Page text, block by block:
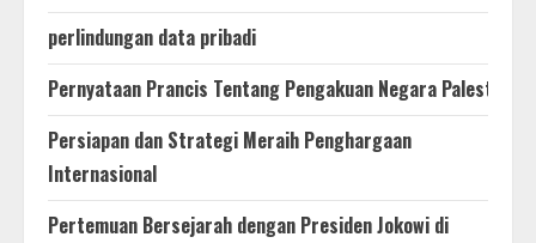
perlindungan data pribadi
Pernyataan Prancis Tentang Pengakuan Negara Palestina
Persiapan dan Strategi Meraih Penghargaan
Internasional
Pertemuan Bersejarah dengan Presiden Jokowi di